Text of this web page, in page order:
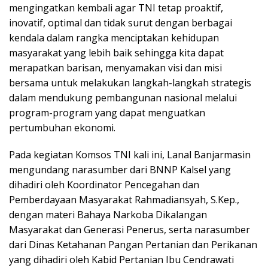
mengingatkan kembali agar TNI tetap proaktif,
inovatif, optimal dan tidak surut dengan berbagai
kendala dalam rangka menciptakan kehidupan
masyarakat yang lebih baik sehingga kita dapat
merapatkan barisan, menyamakan visi dan misi
bersama untuk melakukan langkah-langkah strategis
dalam mendukung pembangunan nasional melalui
program-program yang dapat menguatkan
pertumbuhan ekonomi.
Pada kegiatan Komsos TNI kali ini, Lanal Banjarmasin
mengundang narasumber dari BNNP Kalsel yang
dihadiri oleh Koordinator Pencegahan dan
Pemberdayaan Masyarakat Rahmadiansyah, S.Kep.,
dengan materi Bahaya Narkoba Dikalangan
Masyarakat dan Generasi Penerus, serta narasumber
dari Dinas Ketahanan Pangan Pertanian dan Perikanan
yang dihadiri oleh Kabid Pertanian Ibu Cendrawati